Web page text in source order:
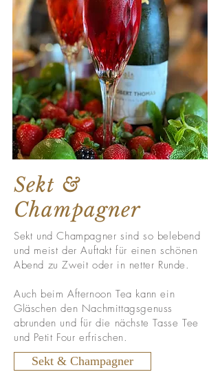
Sekt &
Champagner
Sekt und Champagner sind so belebend
und meist der Auftakt für einen schönen
Abend zu Zweit oder in netter Runde.
Auch beim Afternoon Tea kann ein
Gläschen den Nachmittagsgenuss
abrunden und für die nächste Tasse Tee
und Petit Four erfrischen.
Sekt & Champagner